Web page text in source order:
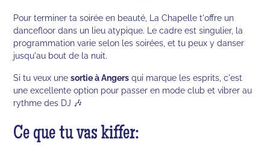
Pour terminer ta soirée en beauté, La Chapelle t'offre un
dancefloor dans un lieu atypique. Le cadre est singulier, la
programmation varie selon les soirées, et tu peux y danser
jusqu'au bout de la nuit.
Si tu veux unesortie à Angers qui marque les esprits, c'est
une excellente option pour passer en mode club et vibrer au
rythme des DJ 🎶
Ce que tu vas kiffer: